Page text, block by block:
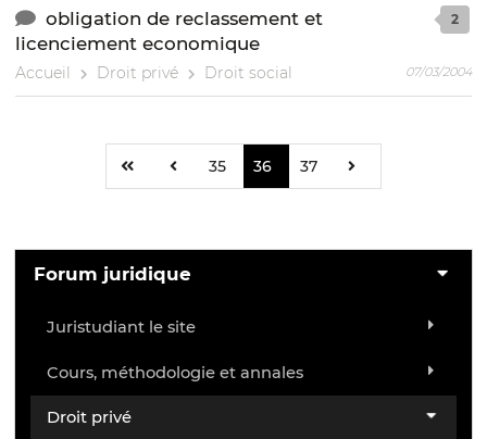
obligation de reclassement et
licenciement economique
Accueil Droit privé Droit social
2
07/03/2004
35 36 37
Forum juridique
Juristudiant le site
Cours, méthodologie et annales
Droit privé